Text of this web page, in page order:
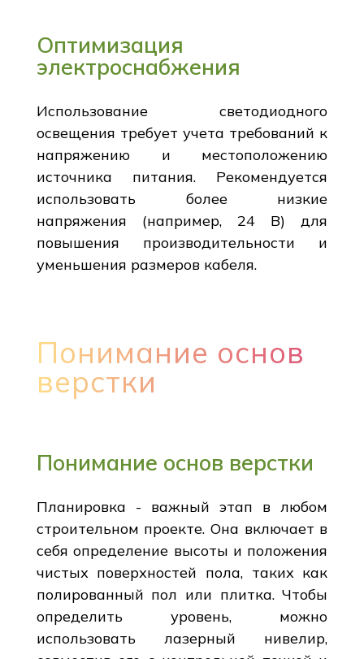
Оптимизация
электроснабжения
Использование светодиодного
освещения требует учета требований к
напряжению и местоположению
источника питания. Рекомендуется
использовать более низкие
напряжения (например, 24 В) для
повышения производительности и
уменьшения размеров кабеля.
Понимание основ
верстки
Понимание основ верстки
Планировка - важный этап в любом
строительном проекте. Она включает в
себя определение высоты и положения
чистых поверхностей пола, таких как
полированный пол или плитка. Чтобы
определить уровень, можно
использовать лазерный нивелир,